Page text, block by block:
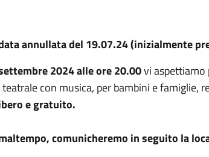
annullata del 19.07.24 (inizialmente
2024 alle ore 20.00vi aspettiamo
con musica, per bambini e famiglie,
e gratuito.
comunicheremo in seguito la